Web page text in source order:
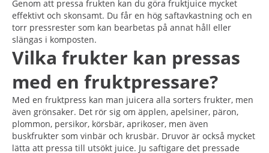
Genom att pressa frukten kan du göra fruktjuice mycket
effektivt och skonsamt. Du får en hög saftavkastning och en
torr pressrester som kan bearbetas på annat håll eller
slängas i komposten.
Vilka frukter kan pressas
med en fruktpressare?
Med en fruktpress kan man juicera alla sorters frukter, men
även grönsaker. Det rör sig om äpplen, apelsiner, päron,
plommon, persikor, körsbär, aprikoser, men även
buskfrukter som vinbär och krusbär. Druvor är också mycket
lätta att pressa till utsökt juice. Ju saftigare det pressade